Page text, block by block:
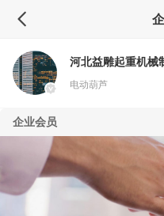
河北益雕起重机械
电动葫芦
企业会员